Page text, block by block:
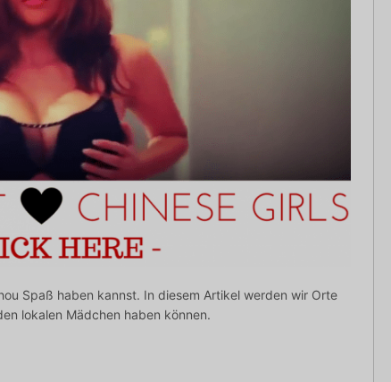
Spaß haben kannst. In diesem Artikel werden wir Orte
lokalen Mädchen haben können.